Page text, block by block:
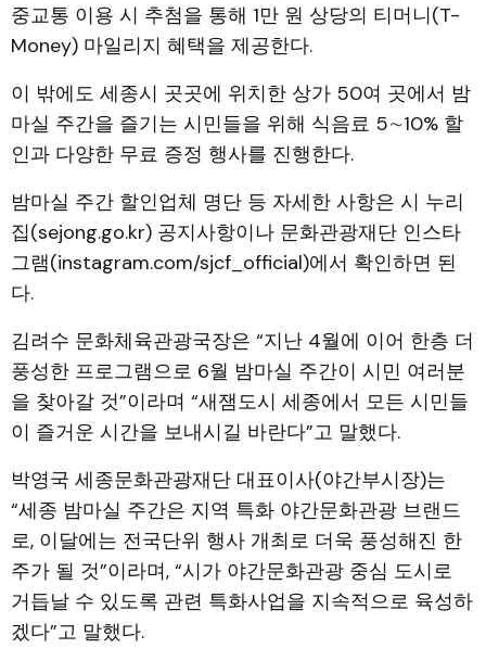
중교통 이용 시 추첨을 통해 1만 원 상당의 티머니(T-
Money) 마일리지 혜택을 제공한다.
이 밖에도 세종시 곳곳에 위치한 상가 50여 곳에서 밤
마실 주간을 즐기는 시민들을 위해 식음료 5∼10% 할
인과 다양한 무료 증정 행사를 진행한다.
밤마실 주간 할인업체 명단 등 자세한 사항은 시 누리
집(sejong.go.kr) 공지사항이나 문화관광재단 인스타
그램(instagram.com/sjcf_official)에서 확인하면 된
다.
김려수 문화체육관광국장은 “지난 4월에 이어 한층 더
풍성한 프로그램으로 6월 밤마실 주간이 시민 여러분
을 찾아갈 것”이라며 “새잼도시 세종에서 모든 시민들
이 즐거운 시간을 보내시길 바란다”고 말했다.
박영국 세종문화관광재단 대표이사(야간부시장)는
“세종 밤마실 주간은 지역 특화 야간문화관광 브랜드
로, 이달에는 전국단위 행사 개최로 더욱 풍성해진 한
주가 될 것”이라며, “시가 야간문화관광 중심 도시로
거듭날 수 있도록 관련 특화사업을 지속적으로 육성하
겠다”고 말했다.